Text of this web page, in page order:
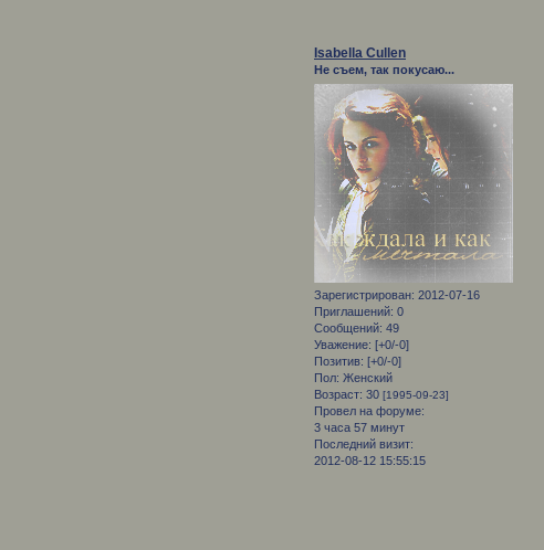
Isabella Cullen
Не съем, так покусаю...
Зарегистрирован: 2012-07-16
Приглашений: 0
Сообщений: 49
Уважение: [+0/-0]
Позитив: [+0/-0]
Пол: Женский
Возраст: 30 [1995-09-23]
Провел на форуме:
3 часа 57 минут
Последний визит:
2012-08-12 15:55:15